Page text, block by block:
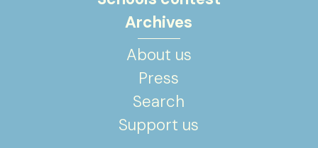
Archives
About us
Press
Search
Support us